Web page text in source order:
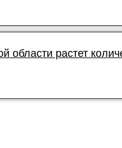
области растет